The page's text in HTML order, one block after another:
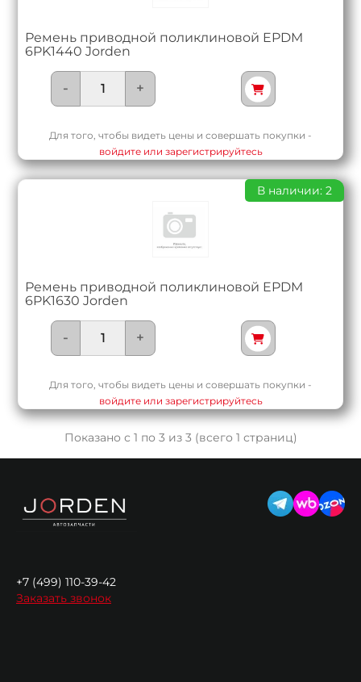
Ремень приводной поликлиновой EPDM
6PK1440 Jorden
- +
Для того, чтобы видеть цены и совершать покупки -
войдите или зарегистрируйтесь
Ремень приводной поликлиновой EPDM
6PK1630 Jorden
В наличии: 2
- +
Для того, чтобы видеть цены и совершать покупки -
войдите или зарегистрируйтесь
Показано с 1 по 3 из 3 (всего 1 страниц)
+7 (499) 110-39-42
Заказать звонок